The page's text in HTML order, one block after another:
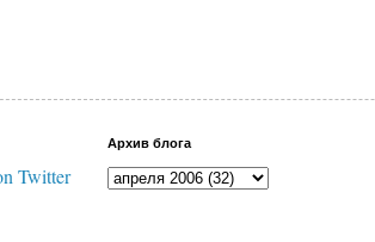
Twitter
Архив блога